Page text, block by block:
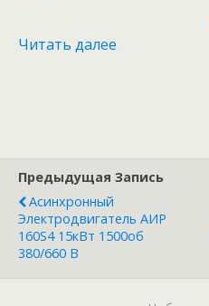
Читать далее
Предыдущая Запись
Асинхронный
Электродвигатель АИР
160S4 15кВт 1500об
380/660 В